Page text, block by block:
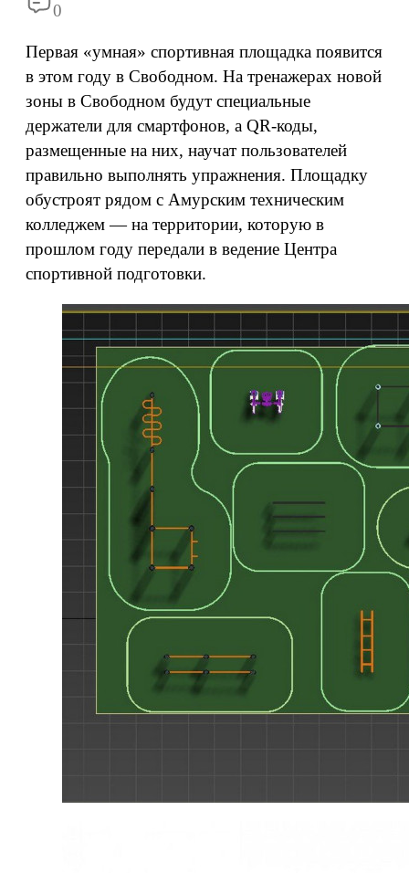
0
Первая «умная» спортивная площадка появится
в этом году в Свободном. На тренажерах новой
зоны в Свободном будут специальные
держатели для смартфонов, а QR-коды,
размещенные на них, научат пользователей
правильно выполнять упражнения. Площадку
обустроят рядом с Амурским техническим
колледжем — на территории, которую в
прошлом году передали в ведение Центра
спортивной подготовки.